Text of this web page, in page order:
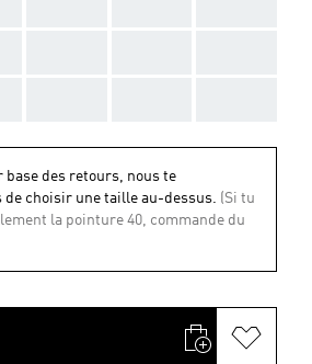
base des retours, nous te
de choisir une taille au-dessus. (Si tu
la pointure 40, commande du